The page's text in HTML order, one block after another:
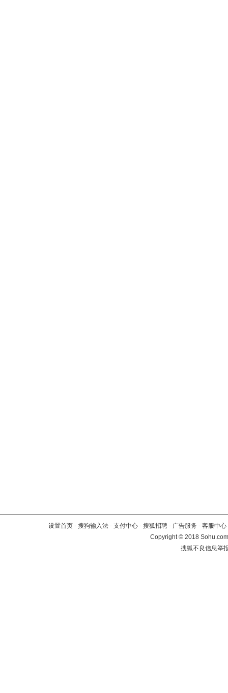
设置首页 - 搜狗输入法 - 支付中心 - 搜狐招聘 - 广告服务 - 客服中心
Copyright©2018
搜狐不良信息举